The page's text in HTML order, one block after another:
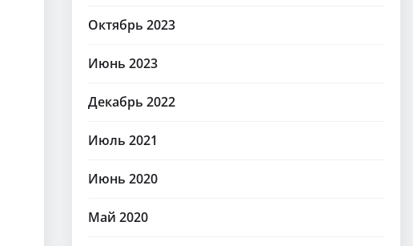
Октябрь 2023
Июнь 2023
Декабрь 2022
Июль 2021
Июнь 2020
Май 2020